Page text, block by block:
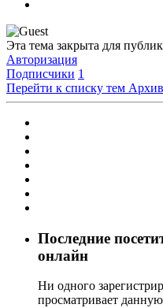
Эта тема закрыта для
Авторизация
Подписчики 1
Перейти к списку тем
Последние
онлайн
Ни одного
просматривает